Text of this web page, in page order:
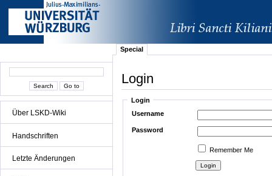
Über LSKD-Wiki
Handschriften
Letzte Änderungen
Special
Login
Login
Username
Password
Remember Me